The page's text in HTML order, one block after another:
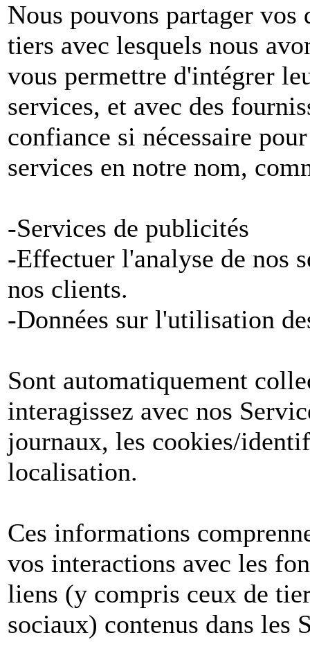
Nous pouvons partager vos
tiers avec lesquels nous
vous permettre d'intégrer
services, et avec des
confiance si nécessaire
services en notre nom,
-Services de publicités
-Effectuer l'analyse de nos
nos clients.
-Données sur l'utilisation
Sont automatiquement
interagissez avec nos
journaux, les cookies/
localisation.
Ces informations
vos interactions avec les
liens (y compris ceux de
sociaux) contenus dans les